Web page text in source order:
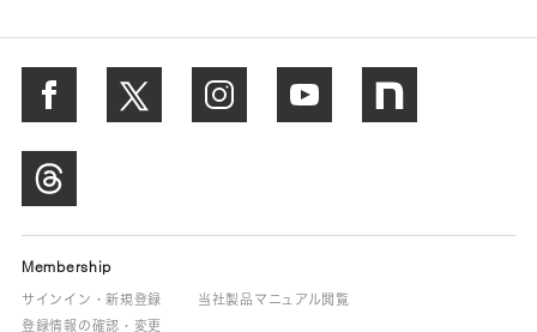
Membership
サインイン・新規登録
当社製品マニュアル閲覧
登録情報の確認・変更